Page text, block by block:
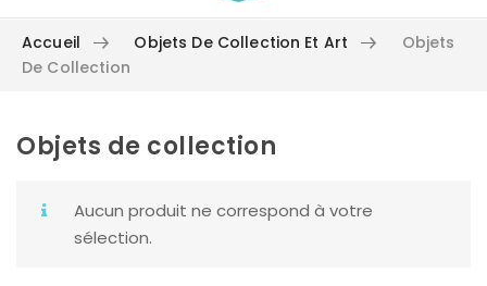
Mobile
Accueil Objets De Collection Et Art
Objets
De Collection
Aller au contenu
Objets de collection
Aucun produit ne correspond à votre
sélection.